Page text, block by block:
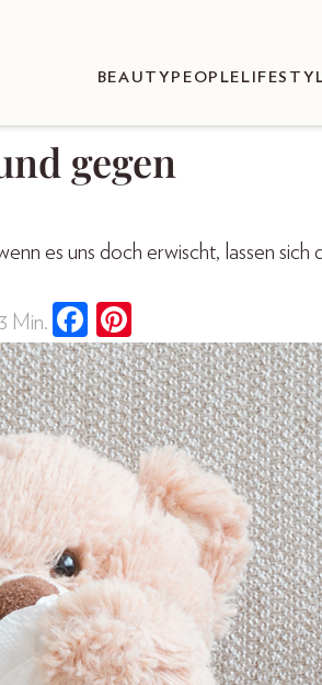
BEAUTY PEOPLE
gegen
es uns doch erwischt, lassen sich
Min.